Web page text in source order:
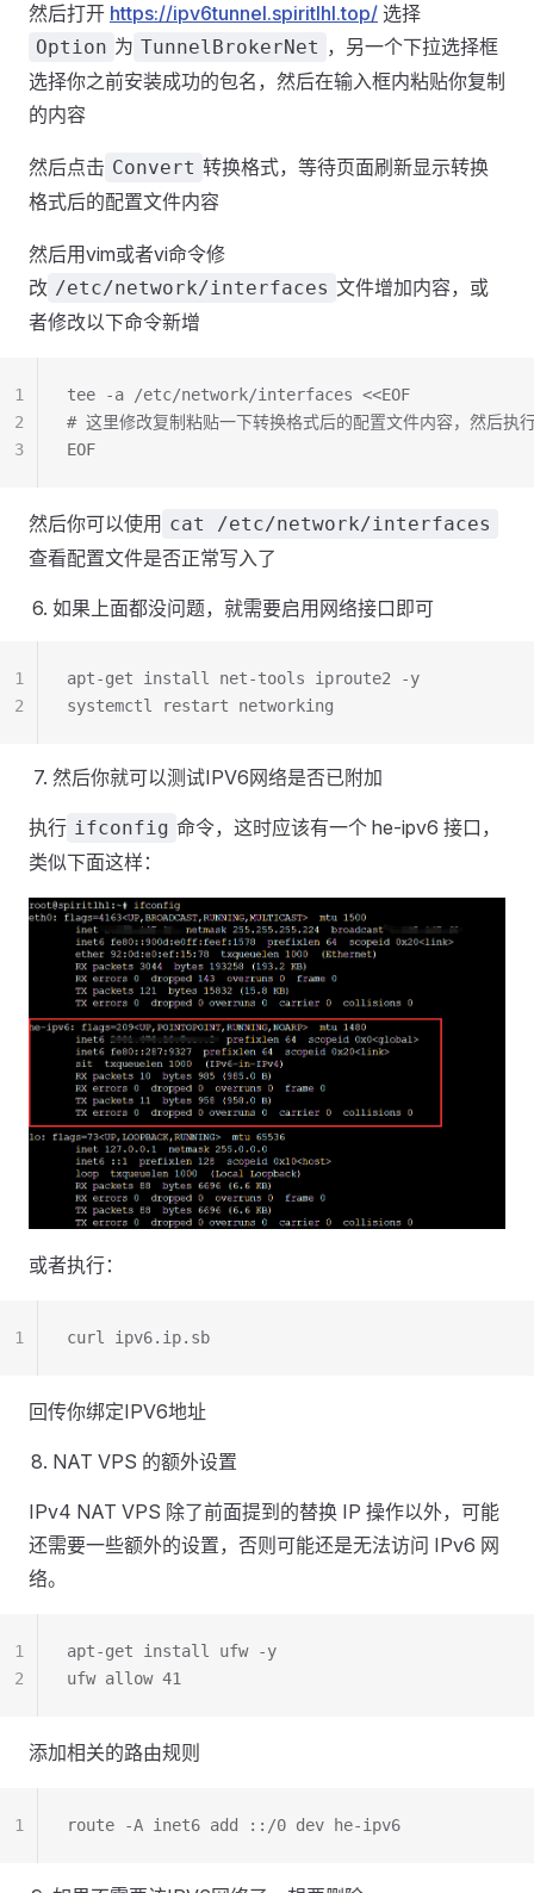
然后打开 https://ipv6tunnel.spiritlhl.top/ 选择
Option 为 TunnelBrokerNet ，另一个下拉选择框
选择你之前安装成功的包名，然后在输入框内粘贴你复制
的内容
然后点击 Convert 转换格式，等待页面刷新显示转换
格式后的配置文件内容
然后用vim或者vi命令修
改 /etc/network/interfaces 文件增加内容，或
者修改以下命令新增
tee -a /etc/network/interfaces <<EOF
# 这里修改复制粘贴一下转换格式后的配置文件内容，然后执
EOF
1
2
3
然后你可以使用 cat /etc/network/interfaces
查看配置文件是否正常写入了
如果上面都没问题，就需要启用网络接口即可
apt-get install net-tools iproute2 -y
systemctl restart networking
1
2
然后你就可以测试IPV6网络是否已附加
执行 ifconfig 命令，这时应该有一个 he-ipv6 接口，
类似下面这样：
或者执行：
curl ipv6.ip.sb
1
回传你绑定IPV6地址
NAT VPS 的额外设置
IPv4 NAT VPS 除了前面提到的替换 IP 操作以外，可能
还需要一些额外的设置，否则可能还是无法访问 IPv6 网
络。
apt-get install ufw -y
ufw allow 41
1
2
添加相关的路由规则
route -A inet6 add ::/0 dev he-ipv6
1